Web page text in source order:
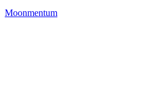
Moonmentum